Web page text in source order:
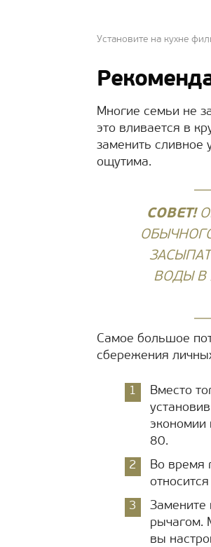
Установите на кухне
Многие семьи не
это вливается в
заменить сливное
ощутима.
СОВЕТ!
ВОДЫ В
Самое большое
сбережения
Вместо
экономии
80.
Во время
Замените
рычагом.
вы